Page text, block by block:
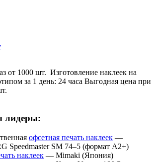
от 1000 шт. Изготовление наклеек на
за 1 день: 24 часа Выгодная цена при
офсетная печать наклеек —
Speedmaster SM 74–5 (формат А2+)
наклеек — Mimaki (Япония)